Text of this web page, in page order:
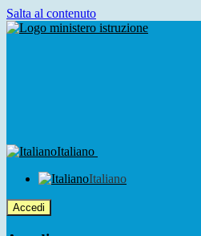
Salta al contenuto
Italiano
Italiano
Accedi